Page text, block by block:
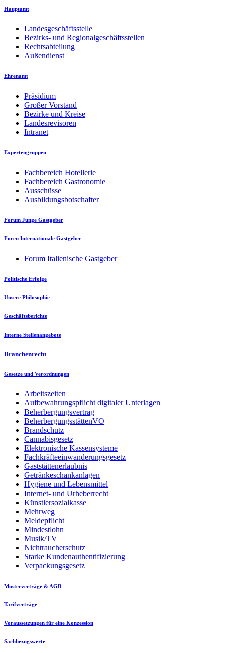
Hauptamt
Landesgeschäftsstelle
Bezirks- und Regionalgeschäftsstellen
Rechtsabteilung
Außendienst
Ehrenamt
Präsidium
Großer Vorstand
Bezirke und Kreise
Landesrevisoren
Intranet
Expertengruppen
Fachbereich Hotellerie
Fachbereich Gastronomie
Ausschüsse
Ausbildungsbotschafter
Forum Junge Gastgeber
Foren Internationale Gastgeber
Forum Italienische Gastgeber
Politische Erfolge
Unsere Philosophie
Geschäftsberichte
Interne Stellenangebote
Branchenrecht
Gesetze und Verordnungen
Arbeitszeiten
Aufbewahrungspflicht digitaler Unterlagen
Beherbergungsvertrag
BeherbergungsstättenVO
Brandschutz
Cannabisgesetz
Elektronische Kassensysteme
Fachkräfteeinwanderungsgesetz
Gaststättenerlaubnis
Getränkeschankanlagen
Hygiene und Lebensmittel
Internet- und Urheberrecht
Künstlersozialkasse
Mehrweg
Meldepflicht
Mindestlohn
Musik/TV
Nichtraucherschutz
Starke Kundenauthentifizierung
Verpackungsgesetz
Musterverträge & AGB
Tarifverträge
Voraussetzungen für eine Konzession
Sachbezugswerte